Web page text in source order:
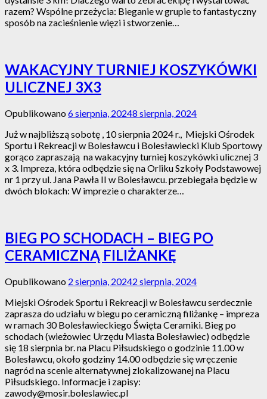
razem? Wspólne przeżycia: Bieganie w grupie to fantastyczny
sposób na zacieśnienie więzi i stworzenie…
WAKACYJNY TURNIEJ KOSZYKÓWKI
ULICZNEJ 3X3
Opublikowano6 sierpnia, 20248 sierpnia, 2024
Już w najbliższą sobotę , 10 sierpnia 2024 r., Miejski Ośrodek
Sportu i Rekreacji w Bolesławcu i Bolesławiecki Klub Sportowy
gorąco zapraszają na wakacyjny turniej koszykówki ulicznej 3
x 3. Impreza, która odbędzie się na Orliku Szkoły Podstawowej
nr 1 przy ul. Jana Pawła II w Bolesławcu. przebiegała będzie w
dwóch blokach: W imprezie o charakterze…
BIEG PO SCHODACH – BIEG PO
CERAMICZNĄ FILIŻANKĘ
Opublikowano 2 sierpnia, 20242 sierpnia, 2024
Miejski Ośrodek Sportu i Rekreacji w Bolesławcu serdecznie
zaprasza do udziału w biegu po ceramiczną filiżankę – impreza
w ramach 30 Bolesławieckiego Święta Ceramiki. Bieg po
schodach (wieżowiec Urzędu Miasta Bolesławiec) odbędzie
się 18 sierpnia br. na Placu Piłsudskiego o godzinie 11.00 w
Bolesławcu, około godziny 14.00 odbędzie się wręczenie
nagród na scenie alternatywnej zlokalizowanej na Placu
Piłsudskiego. Informacje i zapisy:
zawody@mosir.boleslawiec.pl